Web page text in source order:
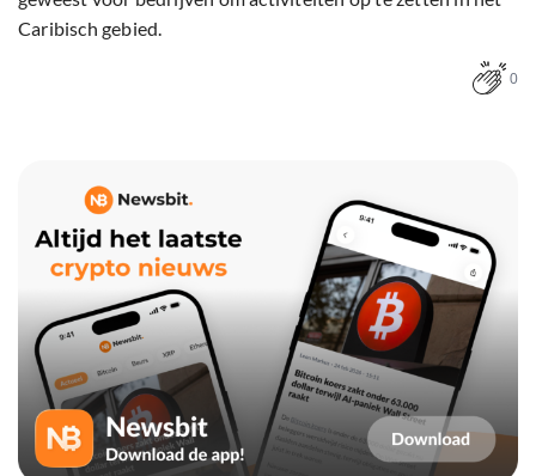
Caribisch gebied.
0